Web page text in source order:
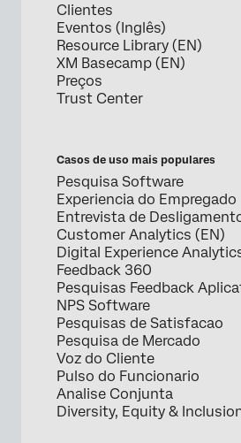
Clientes
Eventos (Inglês)
Resource Library (EN)
XM Basecamp (EN)
Preços
Trust Center
Casos de uso mais populares
Pesquisa Software
Experiencia do Empregado
Entrevista de
Customer Analytics (EN)
Digital Experience
Feedback 360
Pesquisas Feedback
NPS Software
Pesquisas de Satisfacao
Pesquisa de Mercado
Voz do Cliente
Pulso do Funcionario
Analise Conjunta
Diversity, Equity &